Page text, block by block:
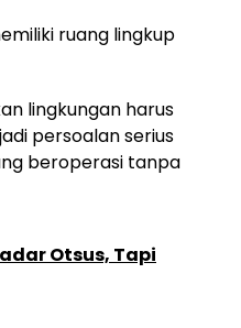
ruang lingkup
lingkungan harus
persoalan serius
beroperasi tanpa
Otsus, Tapi